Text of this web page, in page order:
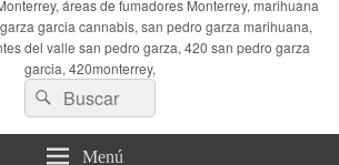
áreas de fumadores Monterrey, marihuana
garcia cannabis, san pedro garza marihuana,
del valle san pedro garza, 420 san pedro garza
garcia, 420monterrey,
Buscar
por:
Buscar
Menú